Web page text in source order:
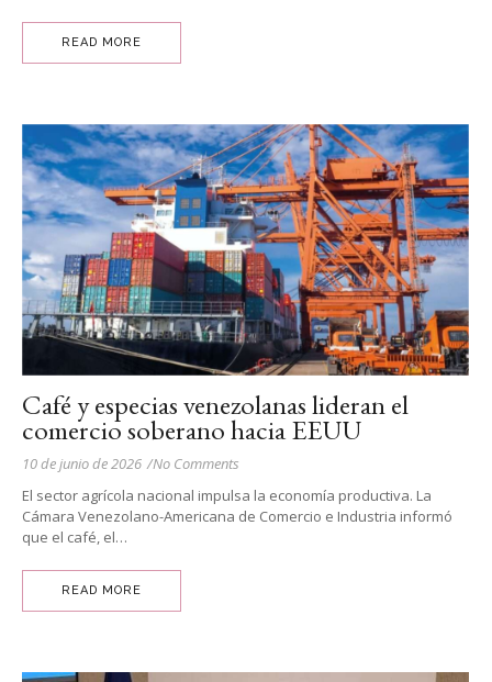
READ MORE
Café y especias venezolanas lideran el
comercio soberano hacia EEUU
10 de junio de 2026 /No Comments
El sector agrícola nacional impulsa la economía productiva. La
Cámara Venezolano-Americana de Comercio e Industria informó
que el café, el…
READ MORE